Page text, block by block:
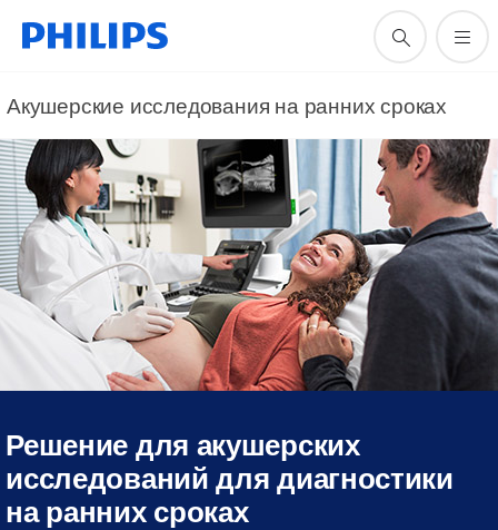
Акушерские исследования на ранних сроках
Решение для акушерских
исследований для диагностики
на ранних сроках